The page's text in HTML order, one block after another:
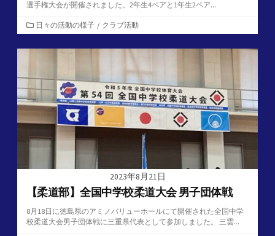
選手権大会が開催されました。2年生4ペアと1年生2ペア...
カ
テ
ゴ
日々の活動の様子 / クラブ活動
2023年8月21日
【柔道部】全国中学校柔道大会 男子団体戦
8月18日に徳島県のアミノバリューホールにて開催された全国中学
校柔道大会男子団体戦に三重県代表として参加しました。 三雲...